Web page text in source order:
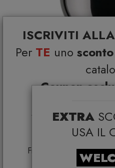
ISCRIVITI
Per TE uno
Coupon
*Coupon non
Smeg, Bontempi
Franke, Gufram,
Dunavox,
EXTRA
USA IL
Alessi SG300 Mami
€ 120,00